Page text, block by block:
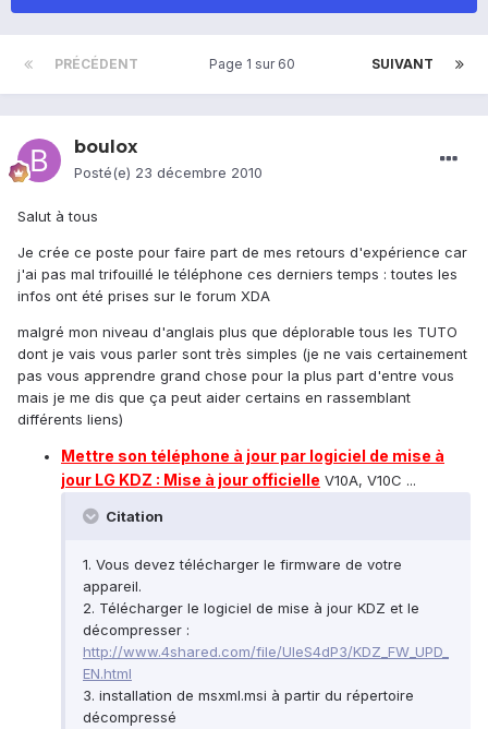
PRÉCÉDENT SUIVANT
Page 1 sur 60
boulox
Posté(e) 23 décembre 2010
Salut à tous
Je crée ce poste pour faire part de mes retours d'expérience car
j'ai pas mal trifouillé le téléphone ces derniers temps : toutes les
infos ont été prises sur le forum XDA
malgré mon niveau d'anglais plus que déplorable tous les TUTO
dont je vais vous parler sont très simples (je ne vais certainement
pas vous apprendre grand chose pour la plus part d'entre vous
mais je me dis que ça peut aider certains en rassemblant
différents liens)
Mettre son téléphone à jour par logiciel de mise à
jour LG KDZ : Mise à jour officielle V10A, V10C ...
Citation
1. Vous devez télécharger le firmware de votre
appareil.
2. Télécharger le logiciel de mise à jour KDZ et le
décompresser :
http://www.4shared.com/file/UleS4dP3/KDZ_FW_UPD_
EN.html
3. installation de msxml.msi à partir du répertoire
décompressé